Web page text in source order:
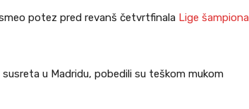
potez pred revanš četvrtfinala Lige šampiona
u Madridu, pobedili su teškom mukom